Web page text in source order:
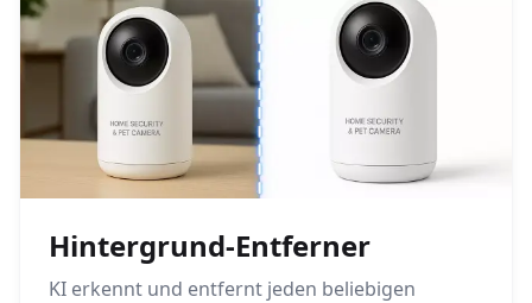
Hintergrund-Entferner
KI erkennt und entfernt jeden beliebigen